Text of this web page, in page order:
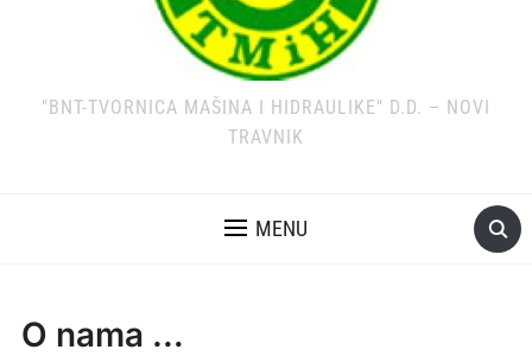
"BNT-TVORNICA MAŠINA I HIDRAULIKE" D.D. – NOVI
TRAVNIK
MENU
O nama …